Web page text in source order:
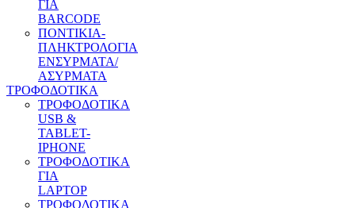
ΓΙΑ
BARCODE
ΠΟΝΤΙΚΙΑ-
ΠΛΗΚΤΡΟΛΟΓΙΑ
ΕΝΣΥΡΜΑΤΑ/
ΑΣΥΡΜΑΤΑ
ΤΡΟΦΟΔΟΤΙΚΑ
ΤΡΟΦΟΔΟΤΙΚΑ
USB &
TABLET-
IPHONE
ΤΡΟΦΟΔΟΤΙΚΑ
ΓΙΑ
LAPTOP
ΤΡΟΦΟΔΟΤΙΚΑ